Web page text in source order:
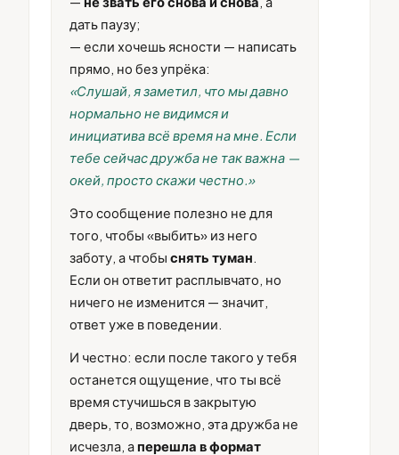
дать паузу;
— если хочешь ясности — написать
прямо, но без упрёка:
«Слушай, я заметил, что мы давно
нормально не видимся и
инициатива всё время на мне. Если
тебе сейчас дружба не так важна —
окей, просто скажи честно.»
Это сообщение полезно не для
того, чтобы «выбить» из него
заботу, а чтобы снять туман
Если он ответит расплывчато, но
ничего не изменится — значит,
ответ уже в поведении.
И честно: если после такого у тебя
останется ощущение, что ты всё
время стучишься в закрытую
дверь, то, возможно, эта дружба не
исчезла, аперешла в формат